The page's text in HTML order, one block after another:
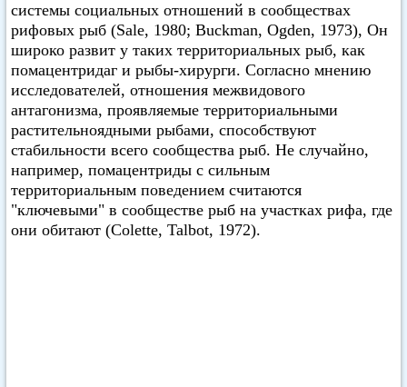
системы социальных отношений в сообществах
рифовых рыб (Sale, 1980; Buckman, Ogden, 1973), Он
широко развит у таких территориальных рыб, как
помацентридаг и рыбы-хирурги. Согласно мнению
исследователей, отношения межвидового
антагонизма, проявляемые территориальными
растительноядными рыбами, способствуют
стабильности всего сообщества рыб. Не случайно,
например, помацентриды с сильным
территориальным поведением считаются
"ключевыми" в сообществе рыб на участках рифа, где
они обитают (Colette, Talbot, 1972).